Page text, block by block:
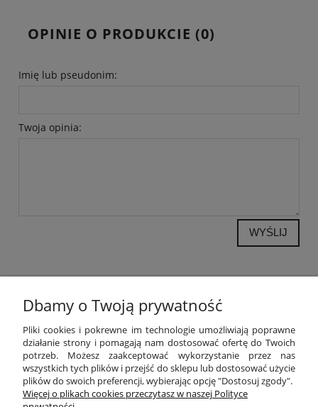
OPINIE O PRODUKCIE (0)
Imię lub pseudonim:
Twoja opinia:
WYŚLIJ
POMOC
MOJE KONTO
PŁATNOŚCI I DOSTAWA
Dbamy o Twoją prywatność
Pliki cookies i pokrewne im technologie umożliwiają poprawne
działanie strony i pomagają nam dostosować ofertę do Twoich
potrzeb. Możesz zaakceptować wykorzystanie przez nas
wszystkich tych plików i przejść do sklepu lub dostosować użycie
plików do swoich preferencji, wybierając opcję "Dostosuj zgody".
Więcej o plikach cookies przeczytasz w naszej Polityce